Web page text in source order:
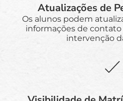
Atualizações de
Os alunos podem
informações de
intervenção